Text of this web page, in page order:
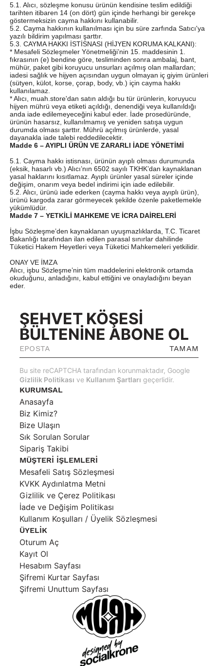
5.1. Alıcı, sözleşme konusu ürünün kendisine teslim edildiği
tarihten itibaren 14 (on dört) gün içinde herhangi bir gerekçe
göstermeksizin cayma hakkını kullanabilir.
5.2. Cayma hakkının kullanılması için bu süre zarfında Satıcı'ya
yazılı bildirim yapılması şarttır.
5.3. CAYMA HAKKI İSTİSNASI (HİJYEN KORUMA KALKANI):
* Mesafeli Sözleşmeler Yönetmeliği’nin 15. maddesinin 1.
fıkrasının (e) bendine göre, tesliminden sonra ambalaj, bant,
mühür, paket gibi koruyucu unsurları açılmış olan mallardan;
iadesi sağlık ve hijyen açısından uygun olmayan iç giyim ürünleri
(sütyen, külot, korse, çorap, body, vb.) için cayma hakkı
kullanılamaz.
* Alıcı, muah.store'dan satın aldığı bu tür ürünlerin, koruyucu
hijyen mührü veya etiketi açıldığı, denendiği veya kullanıldığı
anda iade edilemeyeceğini kabul eder. İade prosedüründe,
ürünün hasarsız, kullanılmamış ve yeniden satışa uygun
durumda olması şarttır. Mührü açılmış ürünlerde, yasal
dayanakla iade talebi reddedilecektir.
Madde 6 – AYIPLI ÜRÜN VE ZARARLI İADE YÖNETİMİ
5.1. Cayma hakkı istisnası, ürünün ayıplı olması durumunda
(eksik, hasarlı vb.) Alıcı’nın 6502 sayılı TKHK’dan kaynaklanan
yasal haklarını kısıtlamaz. Ayıplı ürünler yasal süreler içinde
değişim, onarım veya bedel indirimi için iade edilebilir.
5.2. Alıcı, ürünü iade ederken (cayma hakkı veya ayıplı ürün),
ürünü kargoda zarar görmeyecek şekilde özenle paketlemekle
yükümlüdür.
Madde 7 – YETKİLİ MAHKEME VE İCRA DAİRELERİ
İşbu Sözleşme’den kaynaklanan uyuşmazlıklarda, T.C. Ticaret
Bakanlığı tarafından ilan edilen parasal sınırlar dahilinde
Tüketici Hakem Heyetleri veya Tüketici Mahkemeleri yetkilidir.
ONAY VE İMZA
Alıcı, işbu Sözleşme’nin tüm maddelerini elektronik ortamda
okuduğunu, anladığını, kabul ettiğini ve onayladığını beyan
eder.
KURUMSAL
Anasayfa
Biz Kimiz?
Bize Ulaşın
Sık Sorulan Sorular
Sipariş Takibi
MÜŞTERİ İŞLEMLERİ
Mesafeli Satış Sözleşmesi
KVKK Aydınlatma Metni
Gizlilik ve Çerez Politikası
İade ve Değişim Politikası
Kullanım Koşulları / Üyelik Sözleşmesi
ÜYELİK
Oturum Aç
Kayıt Ol
Hesabım Sayfası
Şifremi Kurtar Sayfası
Şifremi Unuttum Sayfası
ŞEHVET KÖŞESİ
BÜLTENİNE ABONE OL
TAMAM
Bu site reCAPTCHA tarafından korunmaktadır, Google
Gizlilik Politikası ve Kullanım Şartları geçerlidir.